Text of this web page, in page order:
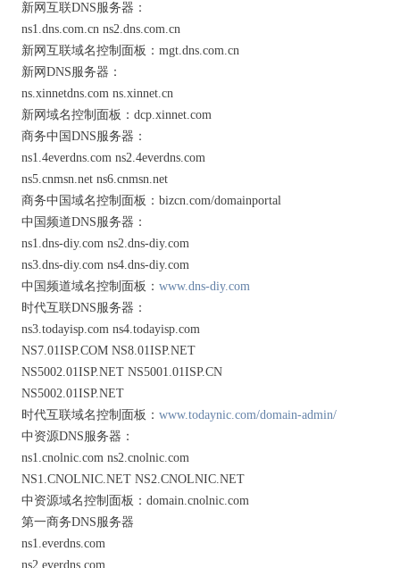
新网互联DNS服务器：
ns1.dns.com.cn ns2.dns.com.cn
新网互联域名控制面板：mgt.dns.com.cn
新网DNS服务器：
ns.xinnetdns.com ns.xinnet.cn
新网域名控制面板：dcp.xinnet.com
商务中国DNS服务器：
ns1.4everdns.com ns2.4everdns.com
ns5.cnmsn.net ns6.cnmsn.net
商务中国域名控制面板：bizcn.com/domainportal
中国频道DNS服务器：
ns1.dns-diy.com ns2.dns-diy.com
ns3.dns-diy.com ns4.dns-diy.com
中国频道域名控制面板： www.dns-diy.com
时代互联DNS服务器：
ns3.todayisp.com ns4.todayisp.com
NS7.01ISP.COM NS8.01ISP.NET
NS5002.01ISP.NET NS5001.01ISP.CN
NS5002.01ISP.NET
时代互联域名控制面板： www.todaynic.com/domain-admin/
中资源DNS服务器：
ns1.cnolnic.com ns2.cnolnic.com
NS1.CNOLNIC.NET NS2.CNOLNIC.NET
中资源域名控制面板：domain.cnolnic.com
第一商务DNS服务器
ns1.everdns.com
ns2.everdns.com